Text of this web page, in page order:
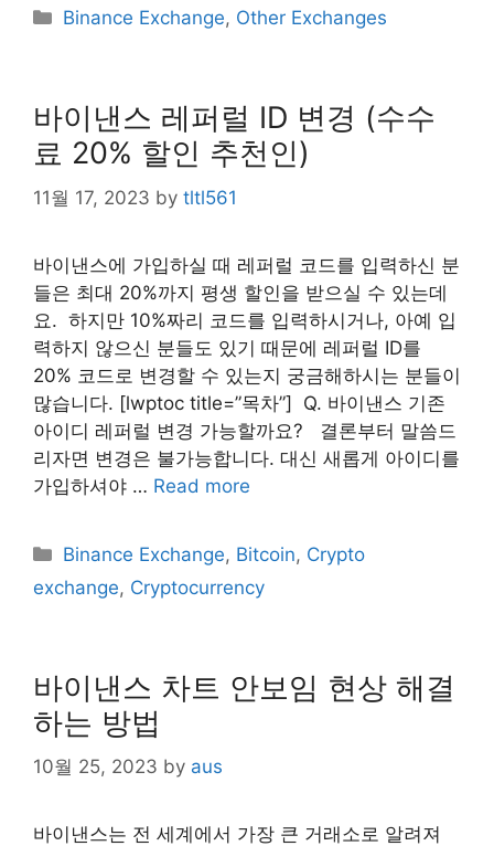
Categories
Binance Exchange, Other Exchanges
바이낸스 레퍼럴 ID 변경 (수수
료 20% 할인 추천인)
11월 17, 2023 by tltl561
​바이낸스에 가입하실 때 레퍼럴 코드를 입력하신 분
들은 최대 20%까지 평생 할인을 받으실 수 있는데
요. ​ 하지만 10%짜리 코드를 입력하시거나, 아예 입
력하지 않으신 분들도 있기 때문에 레퍼럴 ID를
20% 코드로 변경할 수 있는지 궁금해하시는 분들이
많습니다. [lwptoc title=”목차”] ​ Q. 바이낸스 기존
아이디 레퍼럴 변경 가능할까요? ​ ​ 결론부터 말씀드
리자면 변경은 불가능합니다. 대신 새롭게 아이디를
가입하셔야 … Read more
Categories
Binance Exchange, Bitcoin, Crypto
exchange, Cryptocurrency
바이낸스 차트 안보임 현상 해결
하는 방법
10월 25, 2023 by aus
바이낸스는 전 세계에서 가장 큰 거래소로 알려져